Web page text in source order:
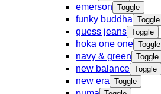
emerson Toggle
funky buddha Toggle
guess jeans Toggle
hoka one one Toggle
navy & green Toggle
new balance Toggle
new era Toggle